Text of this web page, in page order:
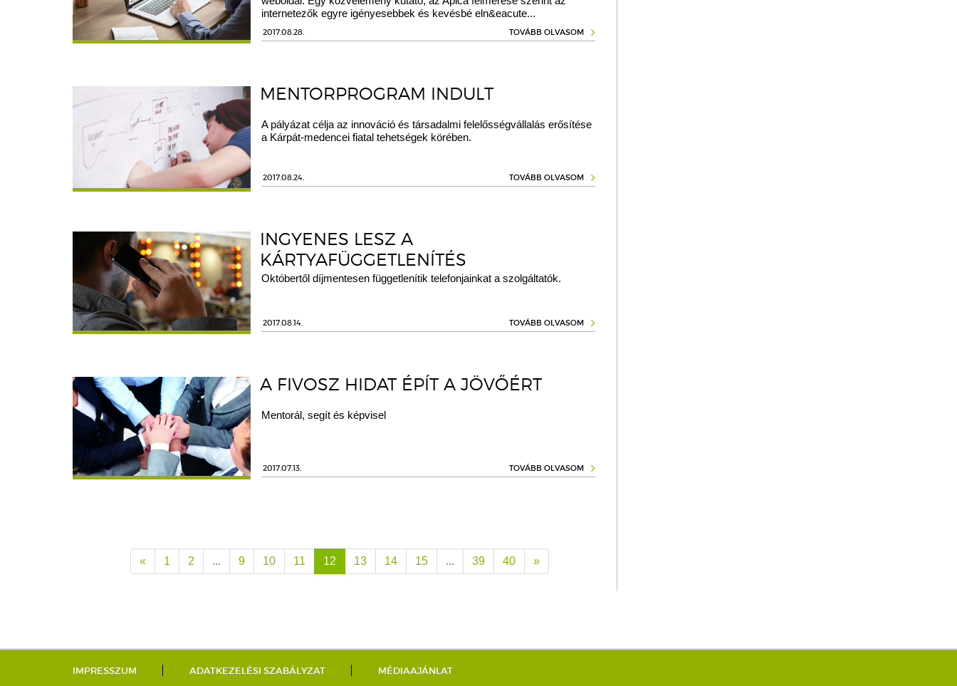
internetezők egyre igényesebbek és kevésbé eln&eacute...
2017.08.28. TOVÁBB OLVASOM
MENTORPROGRAM INDULT
A pályázat célja az innováció és társadalmi felelősségvállalás erősítése
a Kárpát-medencei fiatal tehetségek körében.
2017.08.24. TOVÁBB OLVASOM
INGYENES LESZ A
KÁRTYAFÜGGETLENÍTÉS
Októbertől díjmentesen függetlenítik telefonjainkat a szolgáltatók.
2017.08.14. TOVÁBB OLVASOM
A FIVOSZ HIDAT ÉPÍT A JÖVŐÉRT
Mentorál, segít és képvisel
2017.07.13. TOVÁBB OLVASOM
« 1 2 ... 9 10 11 12 13 14 15 ... 39 40 »
IMPRESSZUM ADATKEZELÉSI SZABÁLYZAT MÉDIAAJÁNLAT